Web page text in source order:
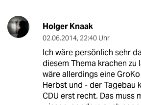
Holger Knaak
02.06.2014, 22:40 Uhr
Ich wäre persönlich sehr
diesem Thema krachen zu
wäre allerdings eine
Herbst und - der Tagebau
CDU erst recht. Das muss